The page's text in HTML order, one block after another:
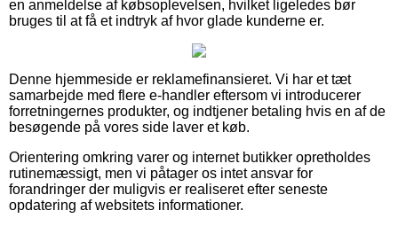
en anmeldelse af købsoplevelsen, hvilket ligeledes bør
bruges til at få et indtryk af hvor glade kunderne er.
Denne hjemmeside er reklamefinansieret. Vi har et tæt
samarbejde med flere e-handler eftersom vi introducerer
forretningernes produkter, og indtjener betaling hvis en af de
besøgende på vores side laver et køb.
Orientering omkring varer og internet butikker opretholdes
rutinemæssigt, men vi påtager os intet ansvar for
forandringer der muligvis er realiseret efter seneste
opdatering af websitets informationer.